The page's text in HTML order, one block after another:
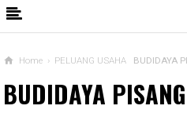
Home › PELUANG USAHA BUDIDAYA
BUDIDAYA PISANG